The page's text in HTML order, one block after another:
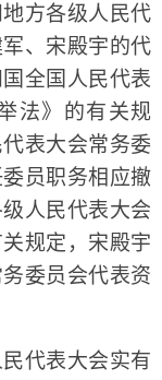
方各级人民代
、宋殿宇的代
全国人民代表
法》的有关规
表大会常务委
员职务相应撤
人民代表大会
规定，宋殿宇
委员会代表资
代表大会实有